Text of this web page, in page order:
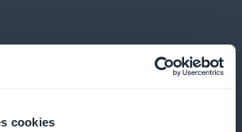
cookies
muistutukset ja push-
ja ilmoituksia peruutusten